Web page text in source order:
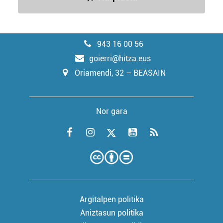
943 16 00 56
goierri@hitza.eus
Oriamendi, 32 – BEASAIN
Nor gara
Argitalpen politika
Aniztasun politika